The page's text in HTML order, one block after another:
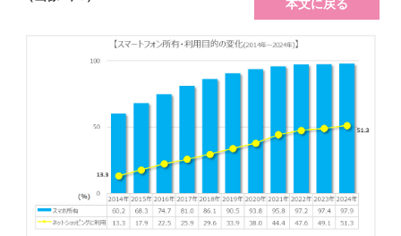
本文に戻る